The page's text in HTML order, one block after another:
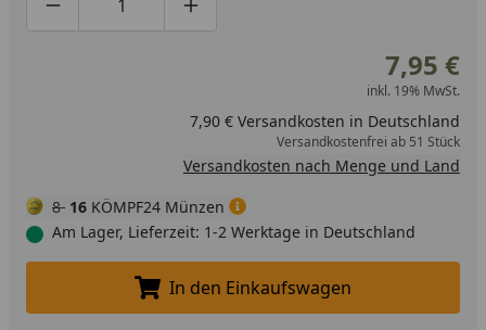
Produktmenge um eins verringern
Produktmenge manuell eingeben
Produktmenge um eins erhöhen
7,95 €
inkl. 19% MwSt.
7,90 € Versandkosten in Deutschland
Versandkostenfrei ab 51 Stück
Versandkosten nach Menge und Land
8 16 KÖMPF24 Münzen
Am Lager, Lieferzeit: 1-2 Werktage in Deutschland
In den Einkaufswagen legen
In den Einkaufswagen